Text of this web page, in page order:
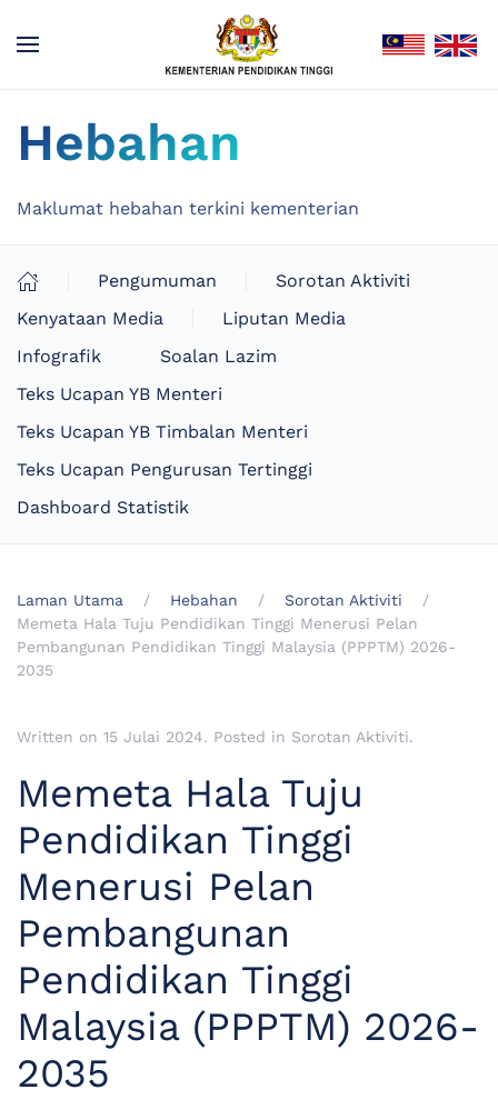
Hebahan
Maklumat hebahan terkini kementerian
Pengumuman
Sorotan Aktiviti
Kenyataan Media
Liputan Media
Infografik
Soalan Lazim
Teks Ucapan YB Menteri
Teks Ucapan YB Timbalan Menteri
Teks Ucapan Pengurusan Tertinggi
Dashboard Statistik
Laman Utama Hebahan
Sorotan Aktiviti
Memeta Hala Tuju Pendidikan Tinggi Menerusi Pelan
Pembangunan Pendidikan Tinggi Malaysia (PPPTM) 2026-
2035
Written on 15 Julai 2024. Posted in Sorotan Aktiviti.
Memeta Hala Tuju
Pendidikan Tinggi
Menerusi Pelan
Pembangunan
Pendidikan Tinggi
Malaysia (PPPTM) 2026-
2035